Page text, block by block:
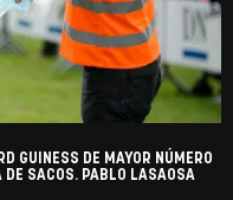
GUINESS DE MAYOR NÚMERO
DE SACOS. PABLO LASAOSA